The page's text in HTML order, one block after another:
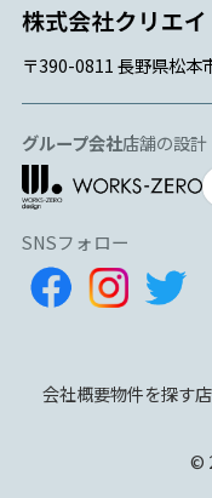
〒390-0811 長野県松
グループ会社店舗の設
SNSフォロー
会社概要物件を探す
©